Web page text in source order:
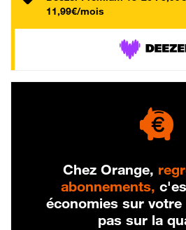
11,99€/mois
Chez Orange,
abonnements,
économies sur
pas sur la